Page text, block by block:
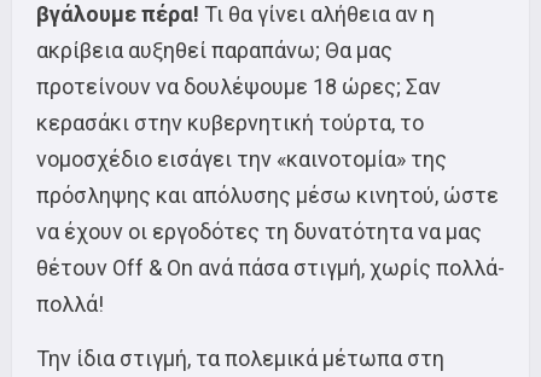
βγάλουμε πέρα! Τι θα γίνει αλήθεια αν η
ακρίβεια αυξηθεί παραπάνω; Θα μας
προτείνουν να δουλέψουμε 18 ώρες; Σαν
κερασάκι στην κυβερνητική τούρτα, το
νομοσχέδιο εισάγει την «καινοτομία» της
πρόσληψης και απόλυσης μέσω κινητού, ώστε
να έχουν οι εργοδότες τη δυνατότητα να μας
θέτουν Off & On ανά πάσα στιγμή, χωρίς πολλά-
πολλά!
Την ίδια στιγμή, τα πολεμικά μέτωπα στη